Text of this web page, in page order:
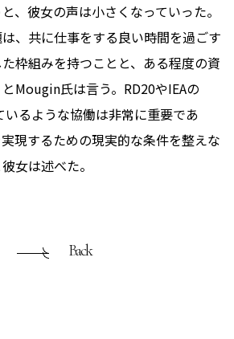
、彼女の声は小さくなっていった。
、共に仕事をする良い時間を過ごす
枠組みを持つことと、ある程度の資
Mougin氏は言う。RD20やIEAの
いるような協働は非常に重要であ
現するための現実的な条件を整えな
女は述べた。
Back